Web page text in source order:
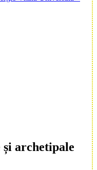
archetipale